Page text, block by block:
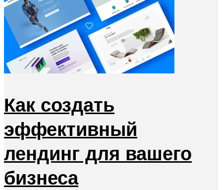
Как создать
эффективный
лендинг для вашего
бизнеса